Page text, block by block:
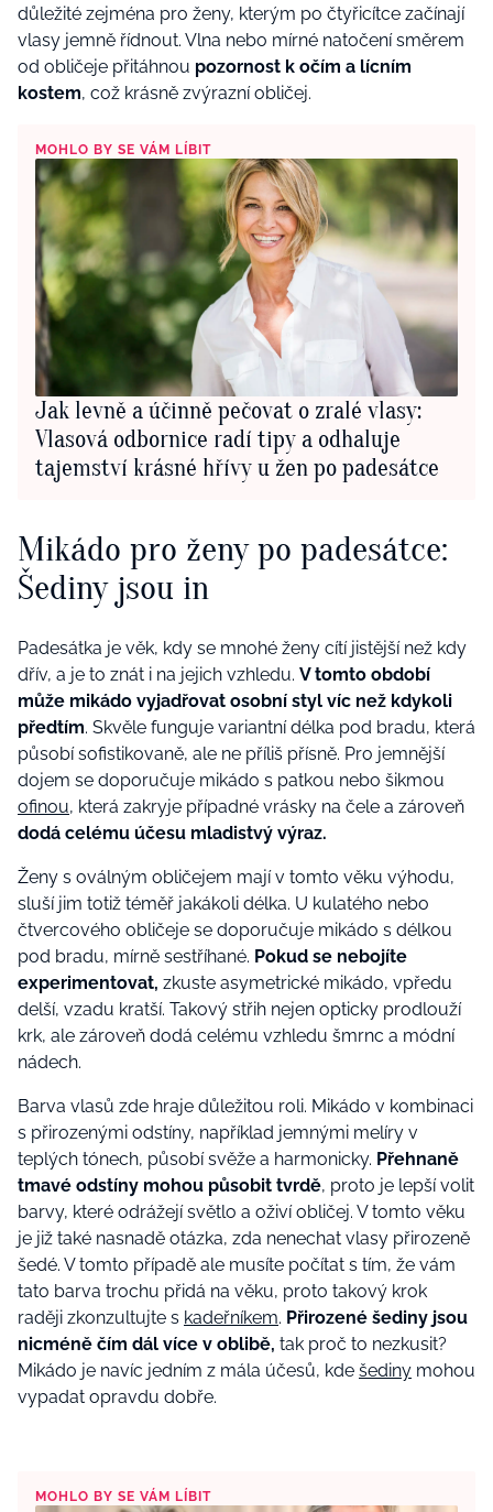
důležité zejména pro ženy, kterým po čtyřicítce začínají
vlasy jemně řídnout. Vlna nebo mírné natočení směrem
od obličeje přitáhnou pozornost k očím a lícním
kostem, což krásně zvýrazní obličej.
MOHLO BY SE VÁM LÍBIT
Jak levně a účinně pečovat o zralé vlasy:
Vlasová odbornice radí tipy a odhaluje
tajemství krásné hřívy u žen po padesátce
Mikádo pro ženy po padesátce:
Šediny jsou in
Padesátka je věk, kdy se mnohé ženy cítí jistější než kdy
dřív, a je to znát i na jejich vzhledu. V tomto období
může mikádo vyjadřovat osobní styl víc než kdykoli
předtím. Skvěle funguje variantní délka pod bradu, která
působí sofistikovaně, ale ne příliš přísně. Pro jemnější
dojem se doporučuje mikádo s patkou nebo šikmou
ofinou, která zakryje případné vrásky na čele a zároveň
dodá celému účesu mladistvý výraz.
Ženy s oválným obličejem mají v tomto věku výhodu,
sluší jim totiž téměř jakákoli délka. U kulatého nebo
čtvercového obličeje se doporučuje mikádo s délkou
pod bradu, mírně sestříhané. Pokud se nebojíte
experimentovat, zkuste asymetrické mikádo, vpředu
delší, vzadu kratší. Takový střih nejen opticky prodlouží
krk, ale zároveň dodá celému vzhledu šmrnc a módní
nádech.
Barva vlasů zde hraje důležitou roli. Mikádo v kombinaci
s přirozenými odstíny, například jemnými melíry v
teplých tónech, působí svěže a harmonicky. Přehnaně
tmavé odstíny mohou působit tvrdě, proto je lepší volit
barvy, které odrážejí světlo a oživí obličej. V tomto věku
je již také nasnadě otázka, zda nenechat vlasy přirozeně
šedé. V tomto případě ale musíte počítat s tím, že vám
tato barva trochu přidá na věku, proto takový krok
raději zkonzultujte s kadeřníkem. Přirozené šediny jsou
nicméně čím dál více v oblibě, tak proč to nezkusit?
Mikádo je navíc jedním z mála účesů, kde šediny mohou
vypadat opravdu dobře.
MOHLO BY SE VÁM LÍBIT